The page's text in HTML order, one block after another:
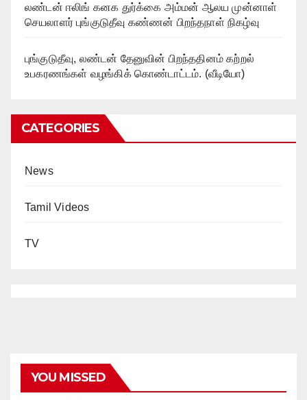
லண்டன் ஈலிங் கனக துர்க்கை அம்மன் ஆலய முன்னாள்
செயலாளர் புங்குடுதீவு கண்ணன் பிறந்தநாள் நிகழ்வு
புங்குடுதீவு, லண்டன் தேனுவின் பிறந்ததினம் கற்றல்
உபகரணங்கள் வழங்கிக் கொண்டாட்டம். (வீடியோ)
CATEGORIES
News
Tamil Videos
TV
YOU MISSED